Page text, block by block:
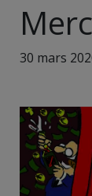
30 mars